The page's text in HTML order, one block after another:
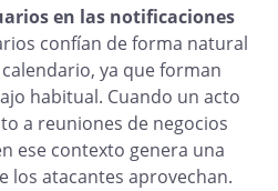
en las notificaciones
confían de forma natural
ya que forman
habitual. Cuando un acto
a reuniones de negocios
ese contexto genera una
los atacantes aprovechan.